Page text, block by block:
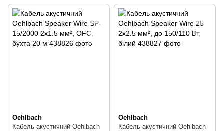
Oehlbach
Кабель акустичний Oehlbach
Oehlbach
Кабель акустичний Oehlbach